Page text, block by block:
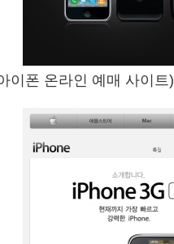
이폰 온라인 예매 사이트)